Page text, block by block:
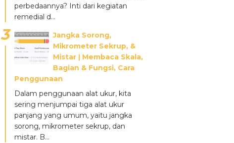
perbedaannya? Inti dari kegiatan
remedial d...
Jangka Sorong,
Mikrometer Sekrup, &
Mistar ǀ Membaca Skala,
Bagian & Fungsi, Cara
Penggunaan
Dalam penggunaan alat ukur, kita
sering menjumpai tiga alat ukur
panjang yang umum, yaitu jangka
sorong, mikrometer sekrup, dan
mistar. B...